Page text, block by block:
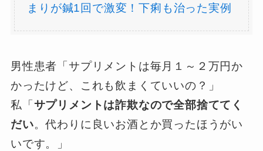
まりが鍼1回で激変！下痢も治った実例
男性患者「サプリメントは毎月１～２万円か
かったけど、これも飲まくていいの？」
私「 サプリメントは詐欺なので全部捨ててく
だい。代わりに良いお酒とか買ったほうがい
いです。」